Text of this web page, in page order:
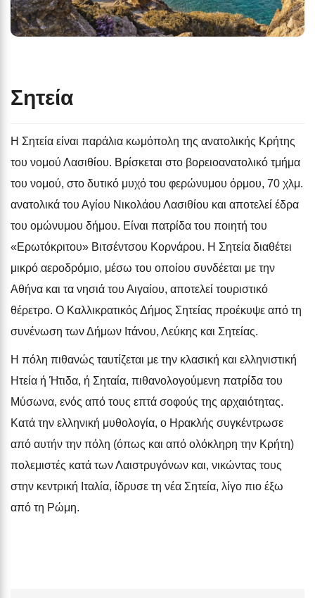
Σητεία
Η Σητεία είναι παράλια κωμόπολη της ανατολικής Κρήτης
του νομού Λασιθίου. Βρίσκεται στο βορειοανατολικό τμήμα
του νομού, στο δυτικό μυχό του φερώνυμου όρμου, 70 χλμ.
ανατολικά του Αγίου Νικολάου Λασιθίου και αποτελεί έδρα
του ομώνυμου δήμου. Είναι πατρίδα του ποιητή του
«Ερωτόκριτου» Βιτσέντσου Κορνάρου. Η Σητεία διαθέτει
μικρό αεροδρόμιο, μέσω του οποίου συνδέεται με την
Αθήνα και τα νησιά του Αιγαίου, αποτελεί τουριστικό
θέρετρο. Ο Καλλικρατικός Δήμος Σητείας προέκυψε από τη
συνένωση των Δήμων Ιτάνου, Λεύκης και Σητείας.
Η πόλη πιθανώς ταυτίζεται με την κλασική και ελληνιστική
Ητεία ή Ήτιδα, ή Σηταία, πιθανολογούμενη πατρίδα του
Μύσωνα, ενός από τους επτά σοφούς της αρχαιότητας.
Κατά την ελληνική μυθολογία, ο Ηρακλής συγκέντρωσε
από αυτήν την πόλη (όπως και από ολόκληρη την Κρήτη)
πολεμιστές κατά των Λαιστρυγόνων και, νικώντας τους
στην κεντρική Ιταλία, ίδρυσε τη νέα Σητεία, λίγο πιο έξω
από τη Ρώμη.